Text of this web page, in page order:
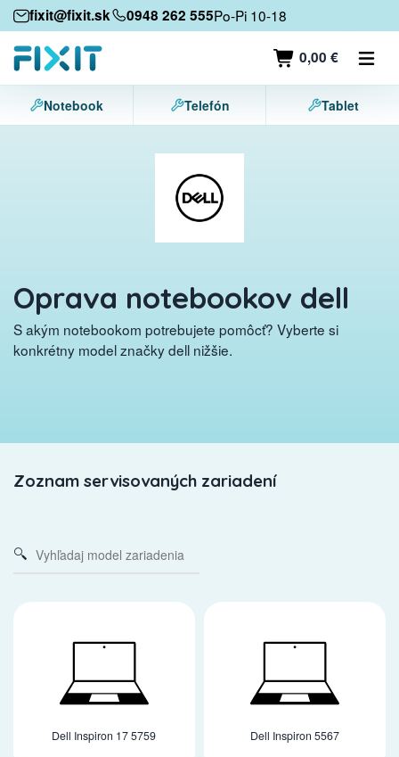
fixit@fixit.sk 0948 262 555Po-Pi 10-18
0,00 €
Mobilné zariadenia
Mobilné telefóny
Tablety
Kontakt
Notebook Telefón Tablet
Oprava notebookov dell
S akým notebookom potrebujete pomôcť? Vyberte si
konkrétny model značky dell nižšie.
Zoznam servisovaných zariadení
Dell Inspiron 17 5759 Dell Inspiron 5567